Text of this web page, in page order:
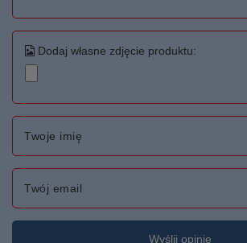
Dodaj własne zdjęcie produktu:
Twoje imię
Twój email
Wyślij opinię